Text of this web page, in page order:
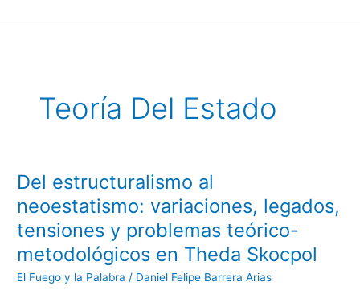
al
Teoría Del Estado
Del estructuralismo al
neoestatismo: variaciones, legados,
tensiones y problemas teórico-
metodológicos en Theda Skocpol
El Fuego y la Palabra / Daniel Felipe Barrera Arias
Del
al
neoestatismo:
variaciones,
tensiones